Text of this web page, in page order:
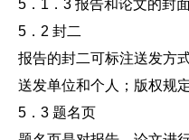
5．1．3 报告和论文的封
5．2 封二
报告的封二可标注送发方
送发单位和个人；版权规
5．3 题名页